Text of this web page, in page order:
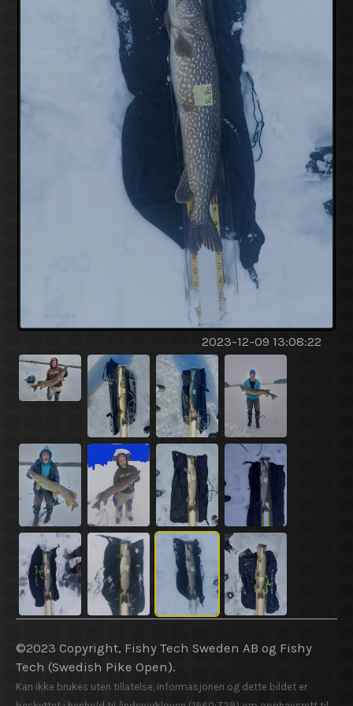
2023-12-09 13:08:22
©2023 Copyright, Fishy Tech Sweden AB og Fishy
Tech (Swedish Pike Open).
Kan ikke brukes uten tillatelse, informasjonen og dette bildet er